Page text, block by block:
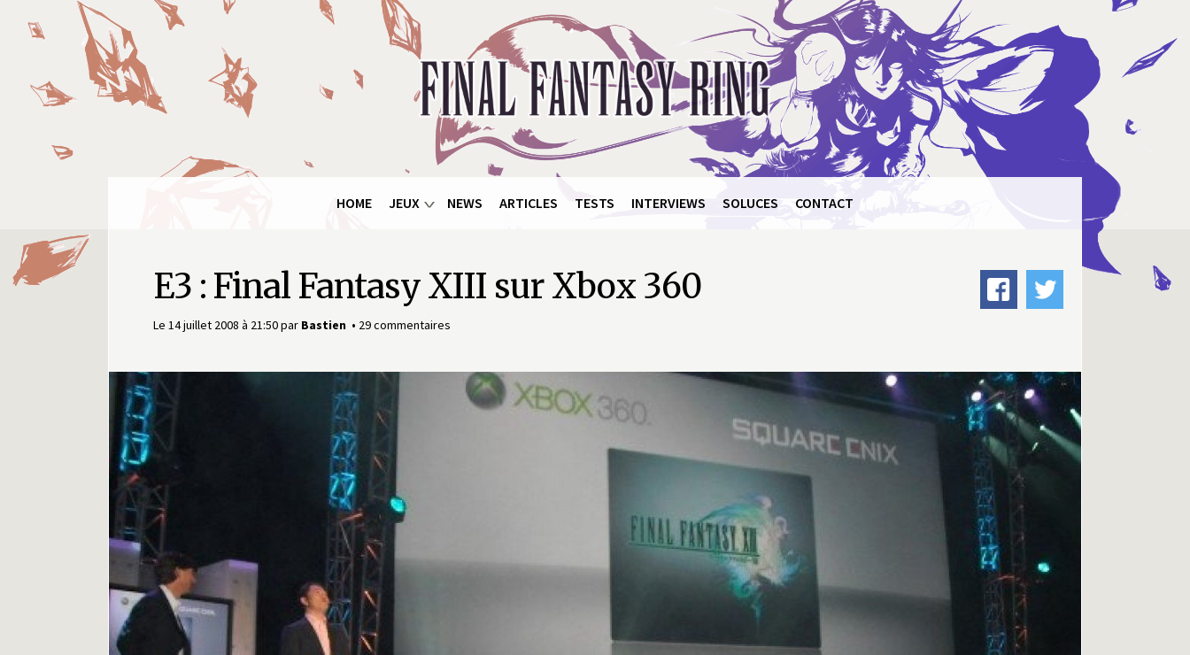
Final
Fantasy
Ring
HOME JEUX NEWS ARTICLES TESTS INTERVIEWS SOLUCES CONTACT
E3 : Final Fantasy XIII sur Xbox 360
Le 14 juillet 2008 à 21:50par Bastien 29 commentaires
Panneau de gestion des cookies